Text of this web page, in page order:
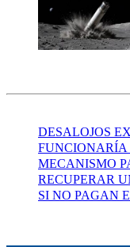
DESALOJOS
FUNCIONARÍA
MECANISMO
RECUPERAR
SI NO PAGAN